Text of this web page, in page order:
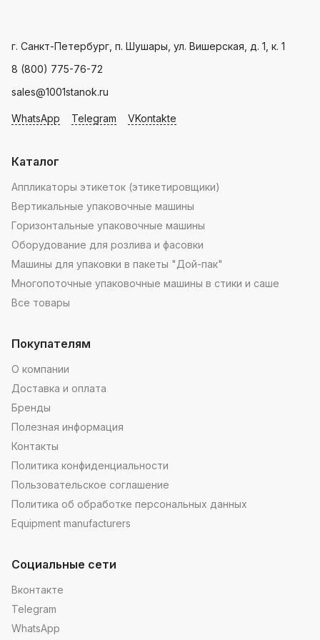
г. Санкт-Петербург, п. Шушары, ул. Вишерская, д. 1, к. 1
8 (800) 775-76-72
sales@1001stanok.ru
WhatsApp Telegram VKontakte
Каталог
Аппликаторы этикеток (этикетировщики)
Вертикальные упаковочные машины
Горизонтальные упаковочные машины
Оборудование для розлива и фасовки
Машины для упаковки в пакеты "Дой-пак"
Многопоточные упаковочные машины в стики и саше
Все товары
Покупателям
О компании
Доставка и оплата
Бренды
Полезная информация
Контакты
Политика конфиденциальности
Пользовательское соглашение
Политика об обработке персональных данных
Equipment manufacturers
Социальные сети
Вконтакте
Telegram
WhatsApp